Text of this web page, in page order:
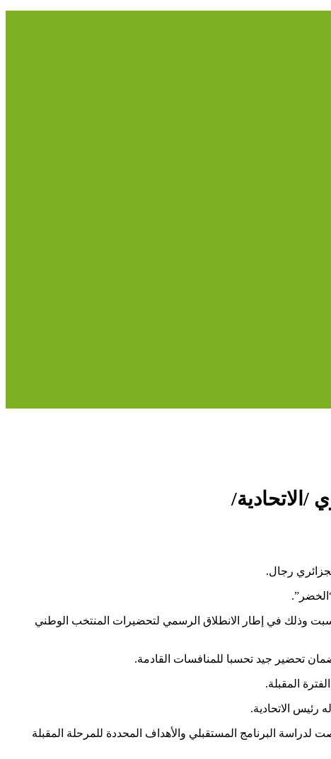
/الاتحادية/
رجال.
وذلك في إطار الانطلاق الرسمي لتحضيرات المنتخب الوطني
تحضير جيد تحسبا للمنافسات القادمة.
المقبلة.
رئيس الاتحادية.
البرنامج المستقبلي والأهداف المحددة للمرحلة المقبلة